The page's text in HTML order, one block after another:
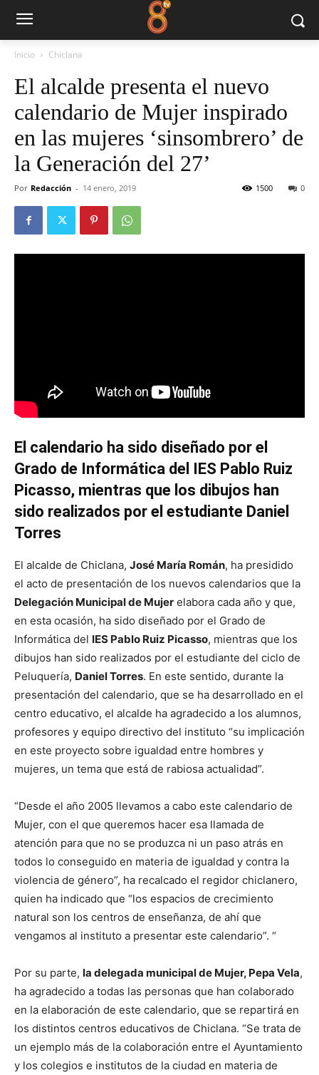
Inicio Chiclana
El alcalde presenta el nuevo
calendario de Mujer inspirado
en las mujeres ‘sinsombrero’ de
la Generación del 27’
Por Redacción - 14 enero, 2019 0
1500
El calendario ha sido diseñado por el
Grado de Informática del IES Pablo Ruiz
Picasso, mientras que los dibujos han
sido realizados por el estudiante Daniel
Torres
El alcalde de Chiclana, José María Román, ha presidido
el acto de presentación de los nuevos calendarios que la
Delegación Municipal de Mujer elabora cada año y que,
en esta ocasión, ha sido diseñado por el Grado de
Informática del IES Pablo Ruiz Picasso, mientras que los
dibujos han sido realizados por el estudiante del ciclo de
Peluquería, Daniel Torres. En este sentido, durante la
presentación del calendario, que se ha desarrollado en el
centro educativo, el alcalde ha agradecido a los alumnos,
profesores y equipo directivo del instituto “su implicación
en este proyecto sobre igualdad entre hombres y
mujeres, un tema que está de rabiosa actualidad”.
“Desde el año 2005 llevamos a cabo este calendario de
Mujer, con el que queremos hacer esa llamada de
atención para que no se produzca ni un paso atrás en
todos lo conseguido en materia de igualdad y contra la
violencia de género”, ha recalcado el regidor chiclanero,
quien ha indicado que “los espacios de crecimiento
natural son los centros de enseñanza, de ahí que
vengamos al instituto a presentar este calendario”. “
Por su parte, la delegada municipal de Mujer, Pepa Vela,
ha agradecido a todas las personas que han colaborado
en la elaboración de este calendario, que se repartirá en
los distintos centros educativos de Chiclana. “Se trata de
un ejemplo más de la colaboración entre el Ayuntamiento
y los colegios e institutos de la ciudad en materia de